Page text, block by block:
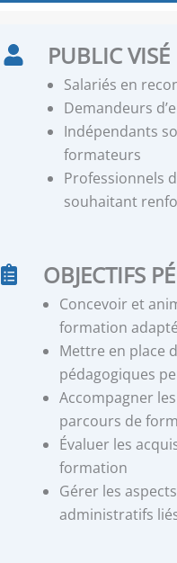
PUBLIC VISÉ
Salariés en
Demandeurs
Indépendants
formateurs
Professionnels
souhaitant
OBJECTIFS
Concevoir et
formation
Mettre en place
pédagogiques
Accompagner
parcours de
Évaluer les
formation
Gérer les
administratifs